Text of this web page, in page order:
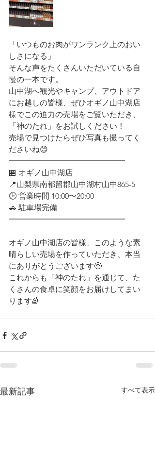
「いつものお肉がワンランク上のおい
しさになる」
そんな声をたくさんいただいている自
慢の一本です。
山中湖へ観光やキャンプ、アウトドア
にお越しの皆様、ぜひオギノ山中湖店
様でこの迫力の売場をご覧いただき、
「神のたれ」をお試しください！
売場で見つけたらぜひ写真も撮ってく
ださいね😊
━━━━━━━━━━━━━━━
🏪 オギノ山中湖店
📍山梨県南都留郡山中湖村山中865-5
🕒 営業時間 10:00〜20:00
🚗 駐車場完備
━━━━━━━━━━━━━━━
オギノ山中湖店の皆様、このような素
晴らしい売場を作っていただき、本当
にありがとうございます🥺
これからも「神のたれ」を通じて、た
くさんの食卓に笑顔をお届けしてまい
ります🌈
最新記事 すべて表示